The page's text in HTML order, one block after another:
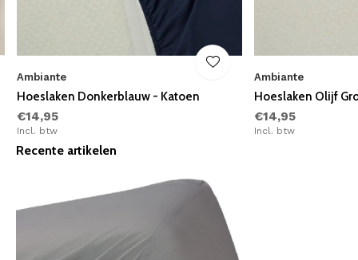
Ambiante
Hoeslaken Donkerblauw - Katoen
€14,95
Incl. btw
Ambiante
Hoeslaken Olijf
€14,95
Incl. btw
Recente artikelen